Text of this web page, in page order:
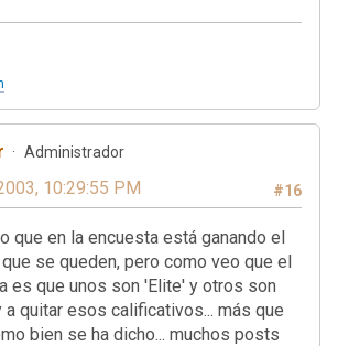
Administrador
#16
10:29:55 PM
que en la encuesta está ganando el
se queden, pero como veo que el
es que unos son 'Elite' y otros son
a quitar esos calificativos... más que
bien se ha dicho... muchos posts